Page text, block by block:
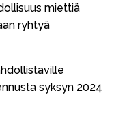
miettiä
ryhtyä
syksyn 2024